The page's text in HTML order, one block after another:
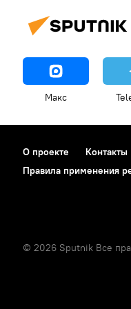
Макс
О проекте Контакты
Правила применения
© 2026 Sputnik Все